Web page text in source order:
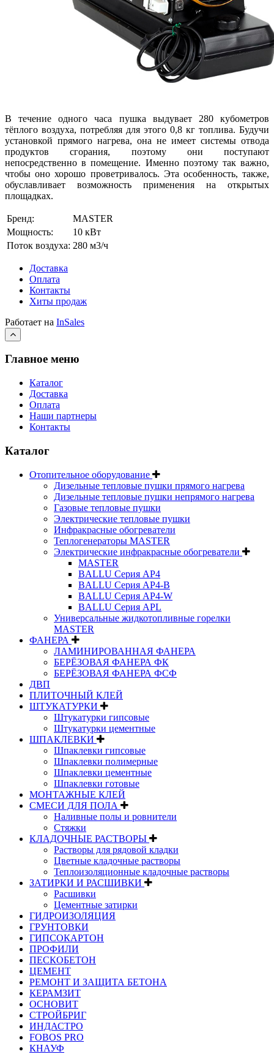
В течение одного часа пушка выдувает 280 кубометров
тёплого воздуха, потребляя для этого 0,8 кг топлива. Будучи
установкой прямого нагрева, она не имеет системы отвода
продуктов сгорания, поэтому они поступают
непосредственно в помещение. Именно поэтому так важно,
чтобы оно хорошо проветривалось. Эта особенность, также,
обуславливает возможность применения на открытых
площадках.
Бренд:
MASTER
Мощность:
10 кВт
Поток воздуха: 280 м3/ч
Доставка
Оплата
Контакты
Хиты продаж
Работает на InSales
Главное меню
Каталог
Доставка
Оплата
Наши партнеры
Контакты
Каталог
Отопительное оборудование
Дизельные тепловые пушки прямого нагрева
Дизельные тепловые пушки непрямого нагрева
Газовые тепловые пушки
Электрические тепловые пушки
Инфракрасные обогреватели
Теплогенераторы MASTER
Электрические инфракрасные обогреватели
MASTER
BALLU Серия AP4
BALLU Серия AP4-B
BALLU Серия AP4-W
BALLU Серия APL
Универсальные жидкотопливные горелки
MASTER
ФАНЕРА
ЛАМИНИРОВАННАЯ ФАНЕРА
БЕРЁЗОВАЯ ФАНЕРА ФК
БЕРЁЗОВАЯ ФАНЕРА ФСФ
ДВП
ПЛИТОЧНЫЙ КЛЕЙ
ШТУКАТУРКИ
Штукатурки гипсовые
Штукатурки цементные
ШПАКЛЕВКИ
Шпаклевки гипсовые
Шпаклевки полимерные
Шпаклевки цементные
Шпаклевки готовые
МОНТАЖНЫЕ КЛЕЙ
СМЕСИ ДЛЯ ПОЛА
Наливные полы и ровнители
Стяжки
КЛАДОЧНЫЕ РАСТВОРЫ
Растворы для рядовой кладки
Цветные кладочные растворы
Теплоизоляционные кладочные растворы
ЗАТИРКИ И РАСШИВКИ
Расшивки
Цементные затирки
ГИДРОИЗОЛЯЦИЯ
ГРУНТОВКИ
ГИПСОКАРТОН
ПРОФИЛИ
ПЕСКОБЕТОН
ЦЕМЕНТ
РЕМОНТ И ЗАЩИТА БЕТОНА
КЕРАМЗИТ
ОСНОВИТ
СТРОЙБРИГ
ИНДАСТРО
FOBOS PRO
КНАУФ